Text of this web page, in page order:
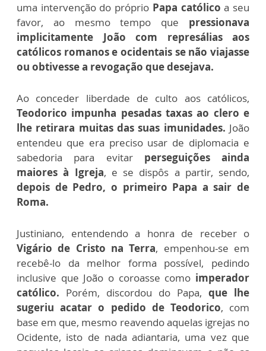
uma intervenção do próprio Papa católico a seu
favor, ao mesmo tempo que pressionava
implicitamente João com represálias aos
católicos romanos e ocidentais se não viajasse
ou obtivesse a revogação que desejava.
Ao conceder liberdade de culto aos católicos,
Teodorico impunha pesadas taxas ao clero e
lhe retirara muitas das suas imunidades. João
entendeu que era preciso usar de diplomacia e
sabedoria para evitarperseguições ainda
maiores à Igreja, e se dispôs a partir, sendo,
depois de Pedro, o primeiro Papa a sair de
Roma.
Justiniano, entendendo a honra de receber o
Vigário de Cristo na Terra, empenhou-se em
recebê-lo da melhor forma possível, pedindo
inclusive que João o coroasse como imperador
católico. Porém, discordou do Papa, que lhe
sugeriu acatar o pedido de Teodorico, com
base em que, mesmo reavendo aquelas igrejas no
Ocidente, isto de nada adiantaria, uma vez que